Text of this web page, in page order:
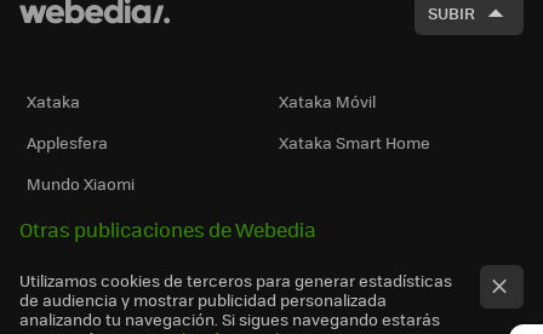
SUBIR
Xataka
Xataka Móvil
Applesfera
Xataka Smart Home
Mundo Xiaomi
Otras publicaciones de Webedia
Utilizamos cookies de terceros para generar estadísticas
de audiencia y mostrar publicidad personalizada
analizando tu navegación. Si sigues navegando estarás